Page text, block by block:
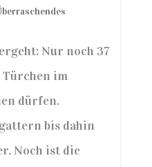
Nur noch 37
Türchen im
dürfen.
bis dahin
Noch ist die